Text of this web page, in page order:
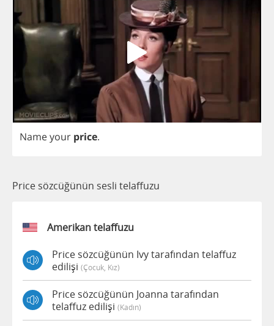
Nameyour price.
Price sözcüğünün sesli telaffuzu
Amerikan telaffuzu
Price sözcüğünün Ivy tarafından telaffuz
edilişi (çocuk, Kız)
Price sözcüğünün Joanna tarafından
telaffuz edilişi (kadın)